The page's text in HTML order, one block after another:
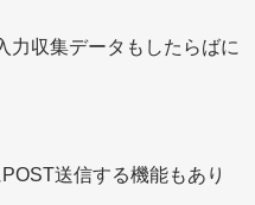
力収集データもしたらばに
送信する機能もあり